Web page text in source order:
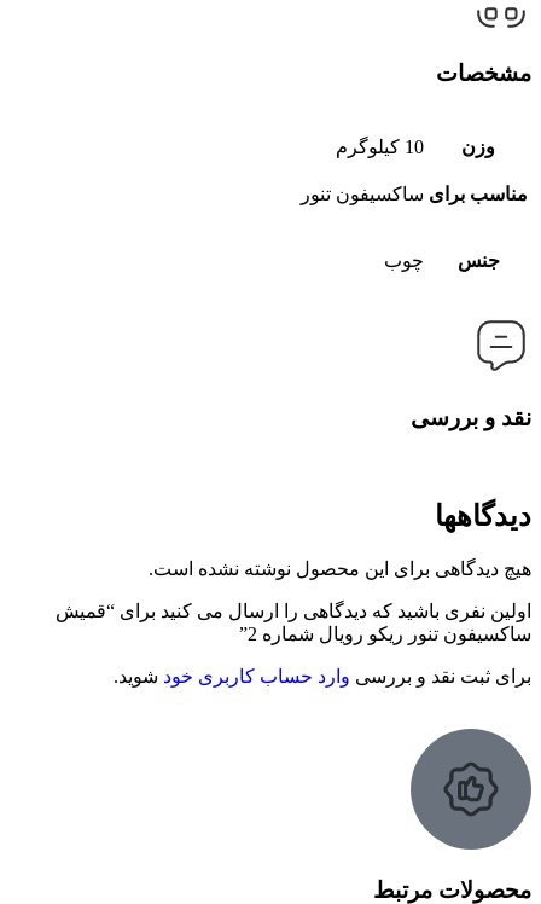
مشخصات
وزن 10 کیلوگرم
مناسب برای ساکسیفون تنور
جنس چوب
نقد و بررسی
دیدگاهها
هیچ دیدگاهی برای این محصول نوشته نشده است.
اولین نفری باشید که دیدگاهی را ارسال می کنید برای “قمیش
ساکسیفون تنور ریکو رویال شماره 2”
برای ثبت نقد و بررسی وارد حساب کاربری خود شوید.
محصولات مرتبط